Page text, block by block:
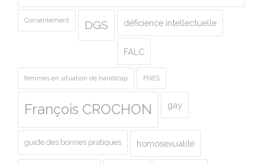
Consentement DGS déficience intellectuelle
FALC
femmes en situation de handicap FNES
François CROCHON gay
guide des bonnes pratiques homosexualité